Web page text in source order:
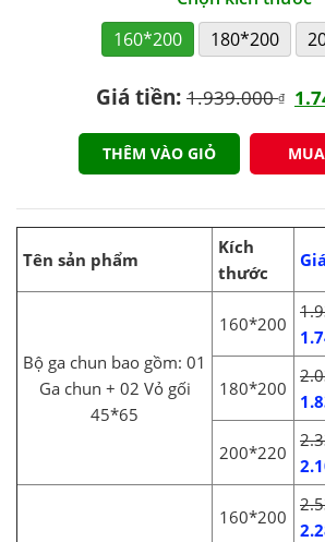
160*200
180*200
Giá tiền: 1.939.000₫
THÊM VÀO GIỎ
Tên sản phẩm
Kích
thước
Bộ ga chun bao gồm: 01
Ga chun + 02 Vỏ gối
45*65
160*200
180*200
200*220
160*200